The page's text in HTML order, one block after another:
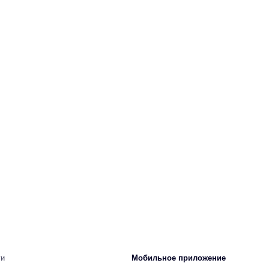
Мобильное приложение